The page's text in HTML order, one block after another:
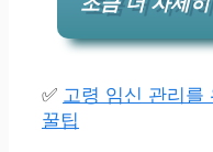
✅ 고령 임신 관리를
꿀팁